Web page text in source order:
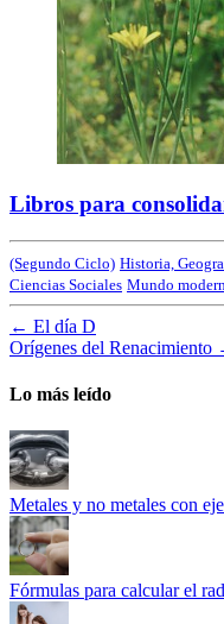
Libros para
(Segundo Ciclo) Historia,
Ciencias Sociales Mundo
← El día D
Orígenes del Renacimiento
Lo más leído
Metales y no metales con
Fórmulas para calcular el